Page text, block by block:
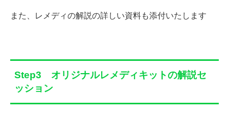
また、レメディの解説の詳しい資料も添付いたします
Step3 オリジナルレメディキットの解説セ
ッション